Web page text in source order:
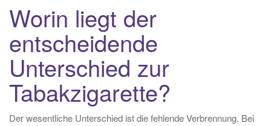
Worin liegt der
entscheidende
Unterschied zur
Tabakzigarette?
Der wesentliche Unterschied ist die fehlende Verbrennung. Bei